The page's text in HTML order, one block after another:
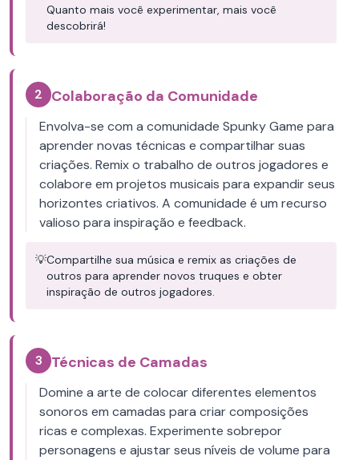
Quanto mais você experimentar, mais você
descobrirá!
2 Colaboração da Comunidade
Envolva-se com a comunidade Spunky Game para
aprender novas técnicas e compartilhar suas
criações. Remix o trabalho de outros jogadores e
colabore em projetos musicais para expandir seus
horizontes criativos. A comunidade é um recurso
valioso para inspiração e feedback.
💡Compartilhe sua música e remix as criações de
outros para aprender novos truques e obter
inspiração de outros jogadores.
3 Técnicas de Camadas
Domine a arte de colocar diferentes elementos
sonoros em camadas para criar composições
ricas e complexas. Experimente sobrepor
personagens e ajustar seus níveis de volume para